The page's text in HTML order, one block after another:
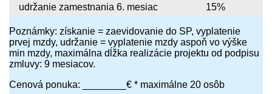
udržanie zamestnania 6. mesiac 15%
Poznámky: získanie = zaevidovanie do SP, vyplatenie
prvej mzdy, udržanie = vyplatenie mzdy aspoň vo výške
min mzdy, maximálna dĺžka realizácie projektu od podpisu
zmluvy: 9 mesiacov.
Cenová ponuka: ________€ * maximálne 20 osôb